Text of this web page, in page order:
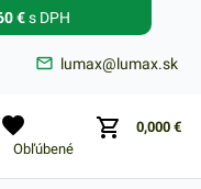
lumax@lumax.sk
€s DPH
Obľúbené
0,000 €